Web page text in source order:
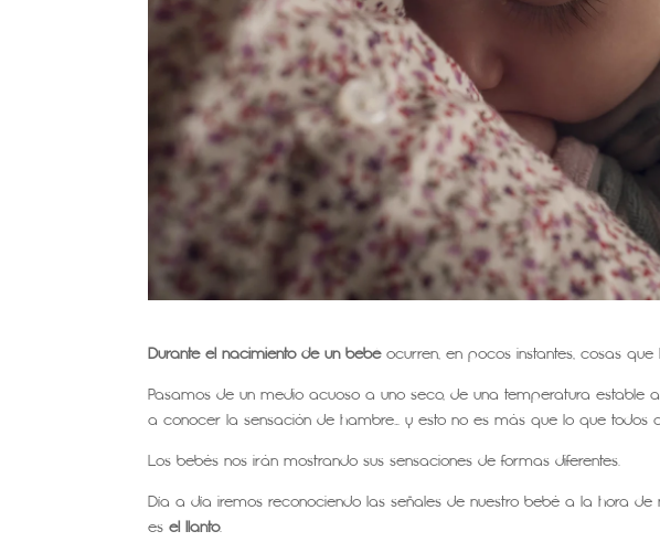
Durante el nacimiento de un bebéocurren, en pocos instantes, cosas
Pasamos de un medio acuoso a uno seco, de una temperatura estable
a conocer la sensación de hambre… y esto no es más que lo que todos
Los bebés nos irán mostrando sus sensaciones de formas diferentes.
Día a día iremos reconociendo las señales de nuestro bebé a la hora
esel llanto.